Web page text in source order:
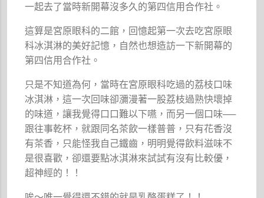
一起去了當時新開幕沒多久的第四信用合作社。
這算是宮原眼科的二館，回憶起第一次去吃宮原眼
科冰淇淋的美好記憶，自然也想造訪一下新開幕的
第四信用合作社。
只是不知道為何，當時在宮原眼科吃過的荔枝口味
冰淇淋，這一次回味卻瀰漫著一股荔枝過熟快壞掉
的味道，讓我覺得口口難以下嚥，而另一個口味──
跟往事乾杯，就跟同名茶飲一樣普普，只有花香沒
有茶香，只能怪我自己鐵齒，明明覺得飲料滋味不
是很喜歡，卻還要點冰淇淋來試試有沒有比較優，
超神經的！！